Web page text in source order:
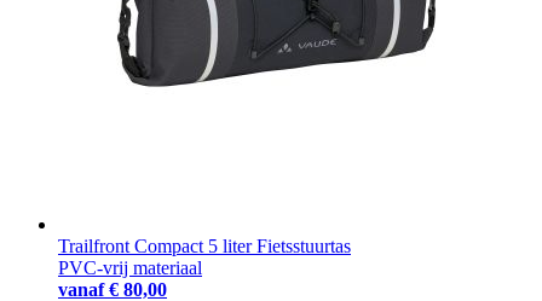
Trailfront Compact 5 liter Fietsstuurtas
PVC-vrij materiaal
vanaf € 80,00